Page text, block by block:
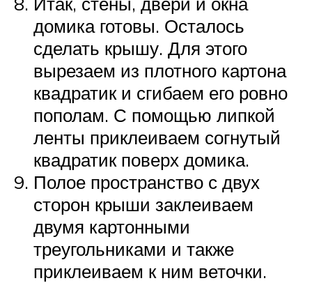
домика готовы. Осталось
сделать крышу. Для этого
вырезаем из плотного картона
квадратик и сгибаем его ровно
пополам. С помощью липкой
ленты приклеиваем согнутый
квадратик поверх домика.
Полое пространство с двух
сторон крыши заклеиваем
двумя картонными
треугольниками и также
приклеиваем к ним веточки.